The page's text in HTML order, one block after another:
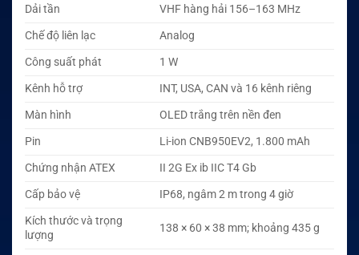
Dải tần
VHF hàng hải 156–163 MHz
Chế độ liên lạc
Analog
Công suất phát
1 W
Kênh hỗ trợ
INT, USA, CAN và 16 kênh riêng
Màn hình
OLED trắng trên nền đen
Pin
Li-ion CNB950EV2, 1.800 mAh
Chứng nhận ATEX
II 2G Ex ib IIC T4 Gb
Cấp bảo vệ
IP68, ngâm 2 m trong 4 giờ
Kích thước và trọng
lượng
138 × 60 × 38 mm; khoảng 435 g